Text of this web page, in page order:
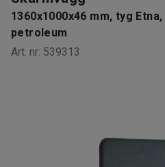
1360x1000x46 mm, tyg
petroleum
Art. nr: 539313